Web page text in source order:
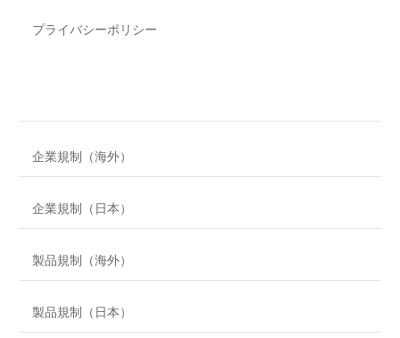
プライバシーポリシー
企業規制（海外）
企業規制（日本）
製品規制（海外）
製品規制（日本）